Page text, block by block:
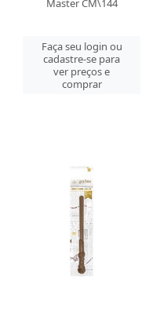
Master CM\144
Faça seu login ou
cadastre-se para
ver preços e
comprar